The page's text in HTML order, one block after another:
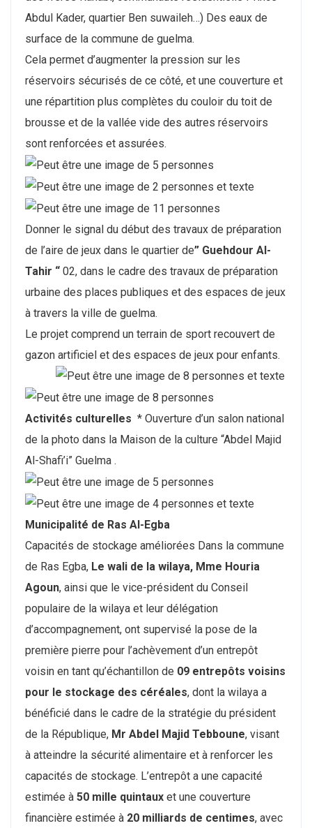
Abdul Kader, quartier Ben suwaileh…) Des eaux de
surface de la commune de guelma.
Cela permet d’augmenter la pression sur les
réservoirs sécurisés de ce côté, et une couverture et
une répartition plus complètes du couloir du toit de
brousse et de la vallée vide des autres réservoirs
sont renforcées et assurées.
Donner le signal du début des travaux de préparation
de l’aire de jeux dans le quartier de” Guehdour Al-
Tahir “ 02, dans le cadre des travaux de préparation
urbaine des places publiques et des espaces de jeux
à travers la ville de guelma.
Le projet comprend un terrain de sport recouvert de
gazon artificiel et des espaces de jeux pour enfants.
Activités culturelles * Ouverture d’un salon national
de la photo dans la Maison de la culture “Abdel Majid
Al-Shafi’i” Guelma .
Municipalité de Ras Al-Egba
Capacités de stockage améliorées Dans la commune
de Ras Egba, Le wali de la wilaya, Mme Houria
Agoun, ainsi que le vice-président du Conseil
populaire de la wilaya et leur délégation
d’accompagnement, ont supervisé la pose de la
première pierre pour l’achèvement d’un entrepôt
voisin en tant qu’échantillon de 09 entrepôts voisins
pour le stockage des céréales, dont la wilaya a
bénéficié dans le cadre de la stratégie du président
de la République, Mr Abdel Majid Tebboune, visant
à atteindre la sécurité alimentaire et à renforcer les
capacités de stockage. L’entrepôt a une capacité
estimée à 50 mille quintaux et une couverture
financière estimée à 20 milliards de centimes, avec